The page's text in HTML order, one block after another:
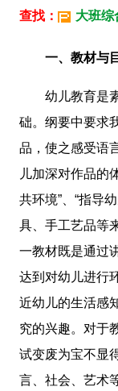
查找： 大班综
一、教材与
幼儿教育是素
础。纲要中要求
品，使之感受语
儿加深对作品的
共环境”、“指导
具、手工艺品等
一教材既是通过
达到对幼儿进行
近幼儿的生活感
究的兴趣。对于
试变废为宝不显
言、社会、艺术